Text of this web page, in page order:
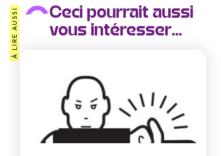
À LIRE AUSSI
Ceci pourrait aussi
vous intéresser...